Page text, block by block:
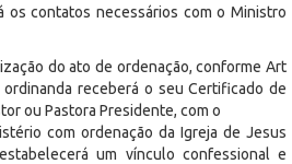
os contatos necessários com o Ministro
do ato de ordenação, conforme Art
receberá o seu Certificado de
ou Pastora Presidente, com o
com ordenação da Igreja de Jesus
um vínculo confessional e